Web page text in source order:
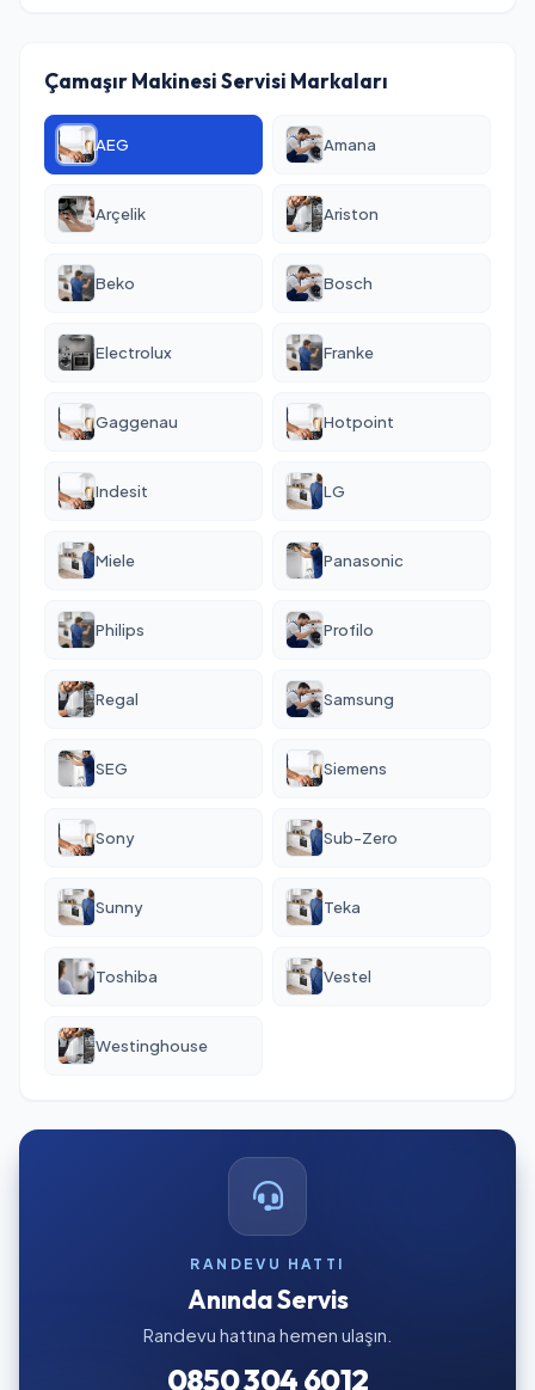
Çamaşır Makinesi Servisi Markaları
AEG Amana
Arçelik Ariston
Beko Bosch
Electrolux Franke
Gaggenau Hotpoint
Indesit LG
Miele Panasonic
Philips Profilo
Regal Samsung
SEG Siemens
Sony Sub-Zero
Sunny Teka
Toshiba Vestel
Westinghouse
RANDEVU HATTI
Anında Servis
Randevu hattına hemen ulaşın.
0850 304 6012